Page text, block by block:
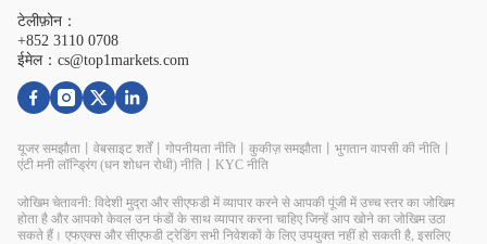
टेलीफ़ोन：
+852 3110 0708
ईमेल：cs@top1markets.com
यूजर समझौता वेबसाइट शर्तें丨 गोपनीयता नीति कुकीज़ समझौता भुगतान वापसी की नीति
एंटी मनी लॉन्ड्रिंग (धन शोधन रोधी) नीति
KYC नीति
जोखिम चेतावनी: विदेशी मुद्रा और सीएफडी में व्यापार करने से आपकी पूंजी में उच्च स्तर का जोखिम
होता है और आपको केवल उन फंडों के साथ व्यापार करना चाहिए जिन्हें आप खोने का जोखिम उठा
सकते हैं। एफएक्स और सीएफडी ट्रेडिंग सभी निवेशकों के लिए उपयुक्त नहीं हो सकती है, इसलिए